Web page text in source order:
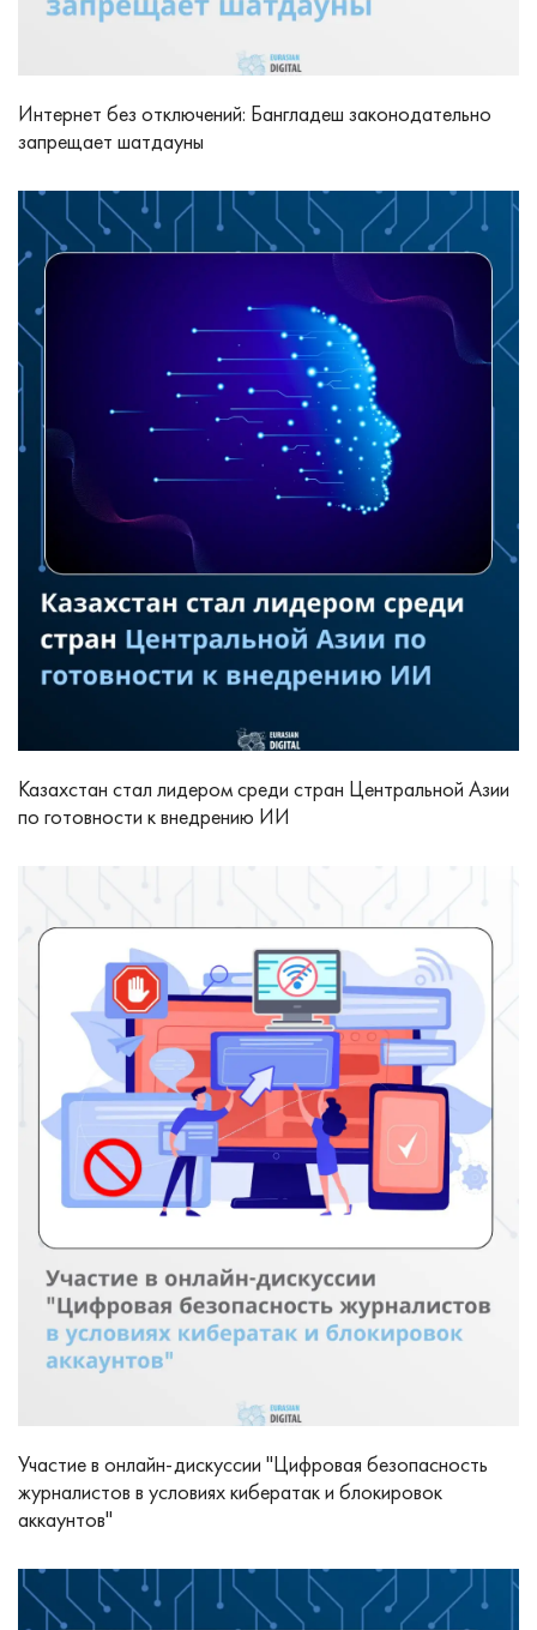
Интернет без отключений: Бангладеш законодательно
запрещает шатдауны
Казахстан стал лидером среди стран Центральной Азии
по готовности к внедрению ИИ
Участие в онлайн-дискуссии "Цифровая безопасность
журналистов в условиях кибератак и блокировок
аккаунтов"